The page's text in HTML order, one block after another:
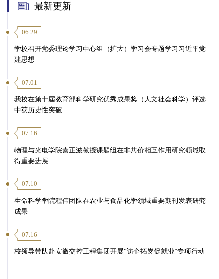
最新更新
06.29
学校召开党委理论学习中心组（扩大）学习会专题学习习近平党
建思想
07.01
我校在第十届教育部科学研究优秀成果奖（人文社会科学）评选
中获历史性突破
07.16
物理与光电学院秦正波教授课题组在非共价相互作用研究领域取
得重要进展
07.10
生命科学学院程伟团队在农业与食品化学领域重要期刊发表研究
成果
07.16
校领导带队赴安徽交控工程集团开展“访企拓岗促就业”专项行动